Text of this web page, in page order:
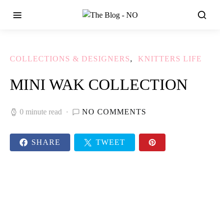
COLLECTIONS & DESIGNERS KNITTERS LIFE
MINI WAK COLLECTION
0 minute read NO COMMENTS
SHARE TWEET